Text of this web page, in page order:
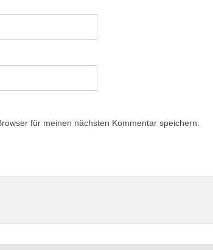
für meinen nächsten Kommentar speichern.